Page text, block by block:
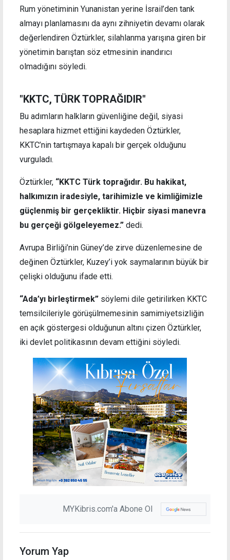
Rum yönetiminin Yunanistan yerine İsrail’den tank
almayı planlamasını da aynı zihniyetin devamı olarak
değerlendiren Öztürkler, silahlanma yarışına giren bir
yönetimin barıştan söz etmesinin inandırıcı
olmadığını söyledi.
"KKTC, TÜRK TOPRAĞIDIR"
Bu adımların halkların güvenliğine değil, siyasi
hesaplara hizmet ettiğini kaydeden Öztürkler,
KKTC’nin tartışmaya kapalı bir gerçek olduğunu
vurguladı.
Öztürkler, “KKTC Türk toprağıdır. Bu hakikat,
halkımızın iradesiyle, tarihimizle ve kimliğimizle
güçlenmiş bir gerçekliktir. Hiçbir siyasi manevra
bu gerçeği gölgeleyemez.” dedi.
Avrupa Birliği’nin Güney’de zirve düzenlemesine de
değinen Öztürkler, Kuzey’i yok saymalarının büyük bir
çelişki olduğunu ifade etti.
“Ada’yı birleştirmek” söylemi dile getirilirken KKTC
temsilcileriyle görüşülmemesinin samimiyetsizliğin
en açık göstergesi olduğunun altını çizen Öztürkler,
iki devlet politikasının devam ettiğini söyledi.
MYKibris.com'a Abone Ol
Yorum Yap